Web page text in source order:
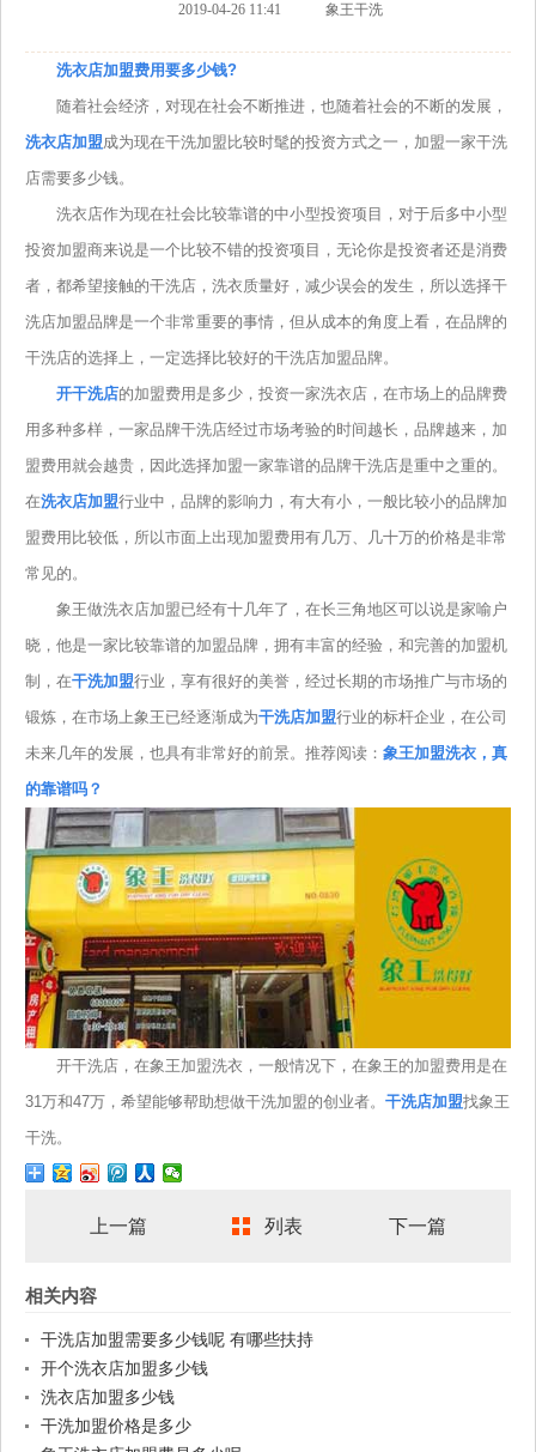
2019-04-26 11:41 象王干洗
洗衣店加盟费用要多少钱?
随着社会经济，对现在社会不断推进，也随着社会的不断的发展，
洗衣店加盟成为现在干洗加盟比较时髦的投资方式之一，加盟一家干洗
店需要多少钱。
洗衣店作为现在社会比较靠谱的中小型投资项目，对于后多中小型
投资加盟商来说是一个比较不错的投资项目，无论你是投资者还是消费
者，都希望接触的干洗店，洗衣质量好，减少误会的发生，所以选择干
洗店加盟品牌是一个非常重要的事情，但从成本的角度上看，在品牌的
干洗店的选择上，一定选择比较好的干洗店加盟品牌。
开干洗店的加盟费用是多少，投资一家洗衣店，在市场上的品牌费
用多种多样，一家品牌干洗店经过市场考验的时间越长，品牌越来，加
盟费用就会越贵，因此选择加盟一家靠谱的品牌干洗店是重中之重的。
在洗衣店加盟行业中，品牌的影响力，有大有小，一般比较小的品牌加
盟费用比较低，所以市面上出现加盟费用有几万、几十万的价格是非常
常见的。
象王做洗衣店加盟已经有十几年了，在长三角地区可以说是家喻户
晓，他是一家比较靠谱的加盟品牌，拥有丰富的经验，和完善的加盟机
制，在干洗加盟行业，享有很好的美誉，经过长期的市场推广与市场的
锻炼，在市场上象王已经逐渐成为干洗店加盟行业的标杆企业，在公司
未来几年的发展，也具有非常好的前景。推荐阅读： 象王加盟洗衣，真
的靠谱吗？
开干洗店，在象王加盟洗衣，一般情况下，在象王的加盟费用是在
31万和47万，希望能够帮助想做干洗加盟的创业者。 干洗店加盟找象王
干洗。
上一篇 列表 下一篇
相关内容
干洗店加盟需要多少钱呢 有哪些扶持
开个洗衣店加盟多少钱
洗衣店加盟多少钱
干洗加盟价格是多少